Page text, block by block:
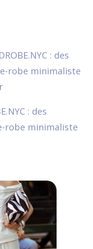
: des
robe minimaliste